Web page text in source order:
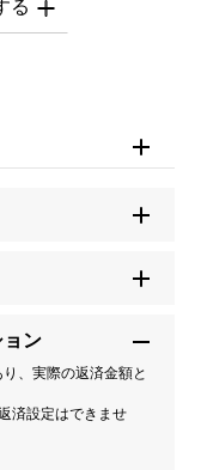
ン
、実際の返済金額と
済設定はできませ